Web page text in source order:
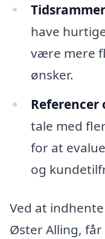
have
være mere
ønsker.
Referencer
tale med
for at
og
Ved at
Øster Alling,